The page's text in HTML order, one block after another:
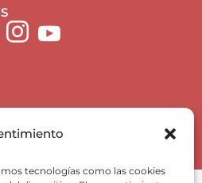
tecnologías como las cookies